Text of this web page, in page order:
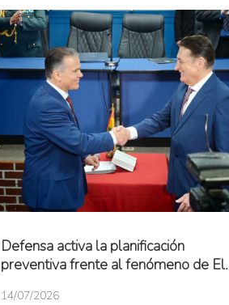
Defensa activa la planificación
preventiva frente al fenómeno de El
14/07/2026